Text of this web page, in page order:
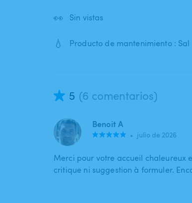
👀 Sin vistas
💧 Producto de mantenimiento : Sal
5 (6 comentarios)
Benoit A
• julio de 2026
Merci pour votre accueil chaleureux
critique ni suggestion à formuler.